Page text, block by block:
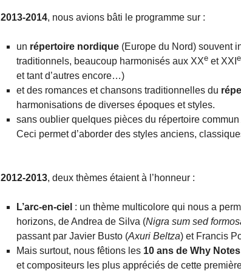
2013-2014, nous avions bâti le programme sur :
un répertoire nordique (Europe du Nord) souvent
traditionnels, beaucoup harmonisés aux XXe et XXI e
et tant d’autres encore…)
et des romances et chansons traditionnelles du
harmonisations de diverses époques et styles.
sans oublier quelques pièces du répertoire
Ceci permet d’aborder des styles anciens,
2012-2013, deux thèmes étaient à l’honneur :
L’arc-en-ciel : un thème multicolore qui nous a
horizons, de Andrea de Silva (Nigra sum sed
passant par Javier Busto (Axuri Beltza) et Francis
Mais surtout, nous fêtions les 10 ans de Why Notes
et compositeurs les plus appréciés de cette